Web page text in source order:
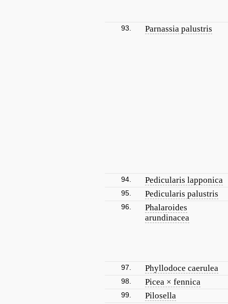
93. Parnassia palustris
94. Pedicularis lapponica
95. Pedicularis palustris
96.
Phalaroides
arundinacea
97. Phyllodoce caerulea
98. Picea × fennica
99. Pilosella